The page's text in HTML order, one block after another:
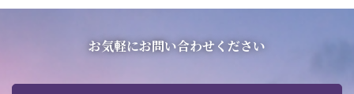
お気軽にお問い合わせください